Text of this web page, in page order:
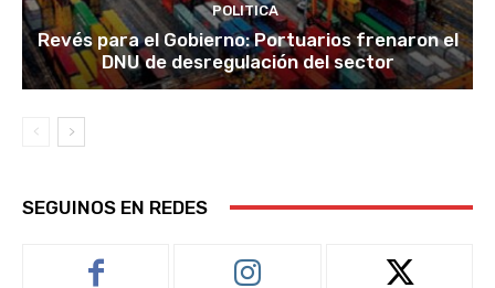
POLITICA
Revés para el Gobierno: Portuarios frenaron el
DNU de desregulación del sector
SEGUINOS EN REDES